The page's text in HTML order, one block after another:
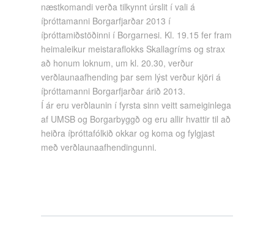
næstkomandi verða tilkynnt úrslit í vali á
íþróttamanni Borgarfjarðar 2013 í
íþróttamiðstöðinni í Borgarnesi. Kl. 19.15 fer fram
heimaleikur meistaraflokks Skallagríms og strax
að honum loknum, um kl. 20.30, verður
verðlaunaafhending þar sem lýst verður kjöri á
íþróttamanni Borgarfjarðar árið 2013.
Í ár eru verðlaunin í fyrsta sinn veitt sameiginlega
af UMSB og Borgarbyggð og eru allir hvattir til að
heiðra íþróttafólkið okkar og koma og fylgjast
með verðlaunaafhendingunni.